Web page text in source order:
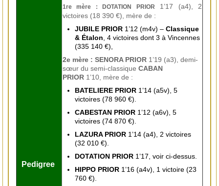
Pedigree
1re mère : DOTATION PRIOR
1’17 (a4), 2
victoires (18 390 €), mère de :
JUBILE PRIOR 1’12 (m4v) – Classique
& Étalon, 4 victoires dont 3 à Vincennes
(335 140 €),
2e mère : SENORA PRIOR 1’19 (a3), demi-
sœur du semi-classique CABAN
PRIOR 1’10, mère de :
BATELIERE PRIOR 1’14 (a5v), 5
victoires (78 960 €).
CABESTAN PRIOR 1’12 (a6v), 5
victoires (74 870 €).
LAZURA PRIOR 1’14 (a4), 2 victoires
(32 010 €).
DOTATION PRIOR 1’17, voir ci-dessus.
HIPPO PRIOR 1’16 (a4v), 1 victoire (23
760 €).